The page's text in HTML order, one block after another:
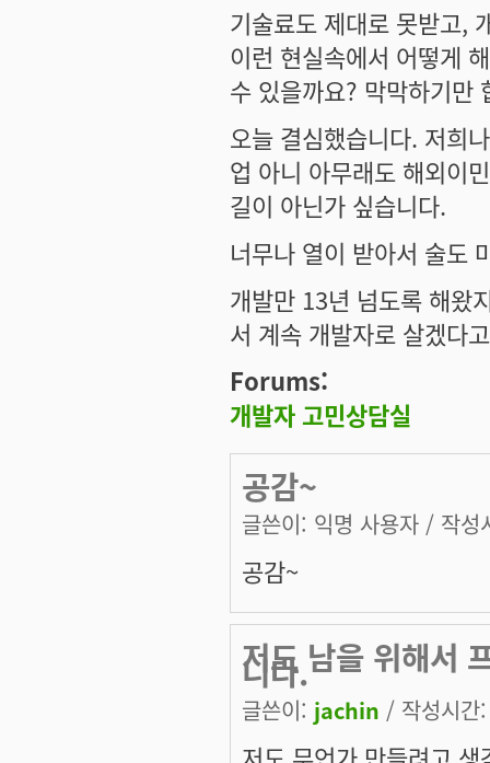
기술료도 제대로 못받고,
이런 현실속에서 어떻게
수 있을까요? 막막하기만
오늘 결심했습니다. 저희
업 아니 아무래도 해외이
길이 아닌가 싶습니다.
너무나 열이 받아서 술도
개발만 13년 넘도록 해왔
서 계속 개발자로 살겠다
Forums:
개발자 고민상담실
공감~
글쓴이: 익명 사용자 / 작성
공감~
저도 남을 위해서
니다.
글쓴이: jachin / 작성시